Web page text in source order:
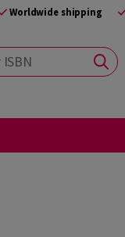
Worldwide shipping